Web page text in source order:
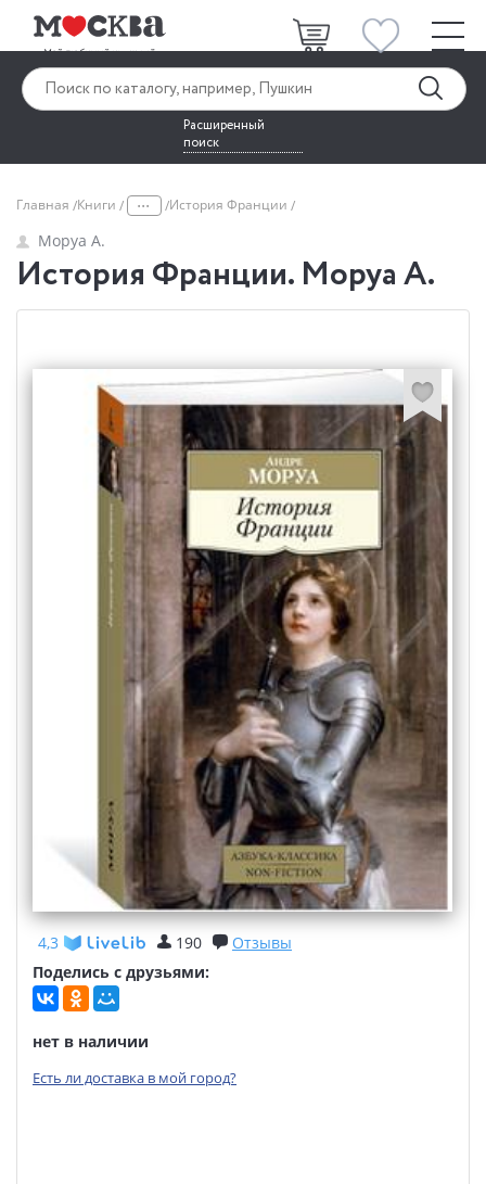
Расширенный
поиск
Главная Книги ... История Франции
Моруа А.
История Франции. Моруа А.
4,3 190
Отзывы
Поделись с друзьями:
нет в наличии
Есть ли доставка в мой город?